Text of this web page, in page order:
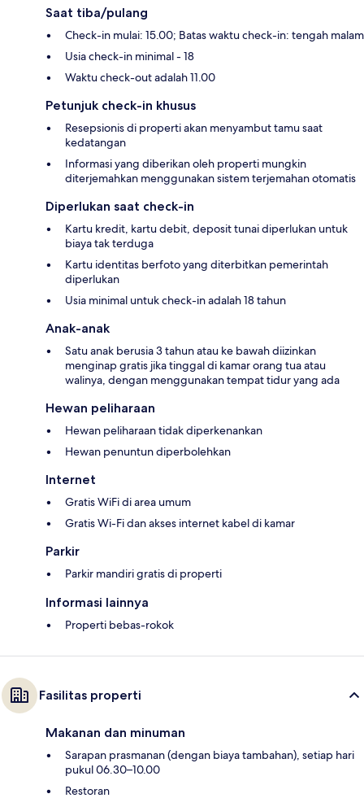
Saat tiba/pulang
Check-in mulai: 15.00; Batas waktu check-in: tengah malam
Usia check-in minimal - 18
Waktu check-out adalah 11.00
Petunjuk check-in khusus
Resepsionis di properti akan menyambut tamu saat
kedatangan
Informasi yang diberikan oleh properti mungkin
diterjemahkan menggunakan sistem terjemahan otomatis
Diperlukan saat check-in
Kartu kredit, kartu debit, deposit tunai diperlukan untuk
biaya tak terduga
Kartu identitas berfoto yang diterbitkan pemerintah
diperlukan
Usia minimal untuk check-in adalah 18 tahun
Anak-anak
Satu anak berusia 3 tahun atau ke bawah diizinkan
menginap gratis jika tinggal di kamar orang tua atau
walinya, dengan menggunakan tempat tidur yang ada
Hewan peliharaan
Hewan peliharaan tidak diperkenankan
Hewan penuntun diperbolehkan
Internet
Gratis WiFi di area umum
Gratis Wi-Fi dan akses internet kabel di kamar
Parkir
Parkir mandiri gratis di properti
Informasi lainnya
Properti bebas-rokok
Fasilitas properti
Makanan dan minuman
Sarapan prasmanan (dengan biaya tambahan), setiap hari
pukul 06.30–10.00
Restoran